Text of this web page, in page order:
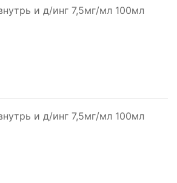
и д/инг 7,5мг/мл 100мл
и д/инг 7,5мг/мл 100мл